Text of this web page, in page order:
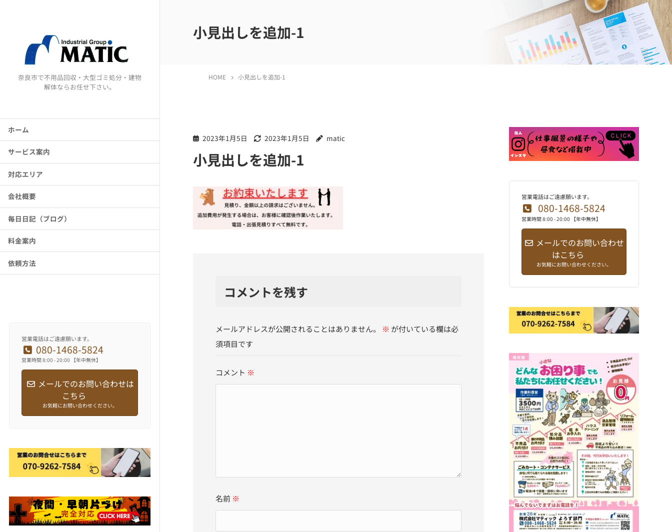
奈良市で不用品回収・大型ゴミ処分・建物
解体ならお任せ下さい。
ホーム
サービス案内
対応エリア
会社概要
毎日日記（ブログ）
料金案内
依頼方法
営業電話はご遠慮願います。
080-1468-5824
営業時間 8:00 - 20:00 【年中無休】
メールでのお問い合わせは
こちら
お気軽にお問い合わせください。
小見出しを追加-1
HOME 小見出しを追加-1
2023年1月5日 2023年1月5日 matic
小見出しを追加-1
コメントを残す
メールアドレスが公開されることはありません。 ※ が付いている欄は必
須項目です
コメント ※
名前 ※
営業電話はご遠慮願います。
080-1468-5824
営業時間 8:00 - 20:00 【年中無休】
メールでのお問い合わせ
はこちら
お気軽にお問い合わせください。